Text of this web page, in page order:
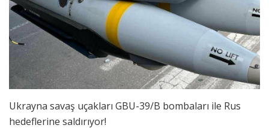
Ukrayna savaş uçakları GBU-39/B bombaları ile Rus
hedeflerine saldırıyor!